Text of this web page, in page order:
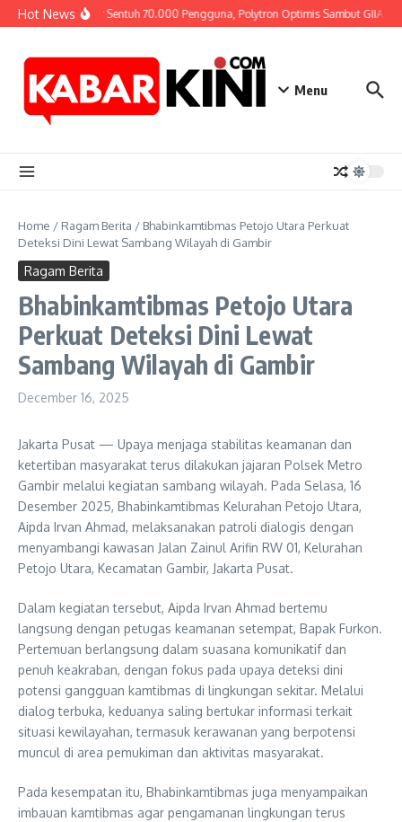
Skip to content
Hot NewsHampir Sentuh 70.000 Pengguna, Polytron Optimis Sambut GIIAS
Menu
Home / Ragam Berita / Bhabinkamtibmas Petojo Utara Perkuat
Deteksi Dini Lewat Sambang Wilayah di Gambir
Ragam Berita
Bhabinkamtibmas Petojo Utara
Perkuat Deteksi Dini Lewat
Sambang Wilayah di Gambir
December 16, 2025
Jakarta Pusat — Upaya menjaga stabilitas keamanan dan
ketertiban masyarakat terus dilakukan jajaran Polsek Metro
Gambir melalui kegiatan sambang wilayah. Pada Selasa, 16
Desember 2025, Bhabinkamtibmas Kelurahan Petojo Utara,
Aipda Irvan Ahmad, melaksanakan patroli dialogis dengan
menyambangi kawasan Jalan Zainul Arifin RW 01, Kelurahan
Petojo Utara, Kecamatan Gambir, Jakarta Pusat.
Dalam kegiatan tersebut, Aipda Irvan Ahmad bertemu
langsung dengan petugas keamanan setempat, Bapak Furkon.
Pertemuan berlangsung dalam suasana komunikatif dan
penuh keakraban, dengan fokus pada upaya deteksi dini
potensi gangguan kamtibmas di lingkungan sekitar. Melalui
dialog terbuka, keduanya saling bertukar informasi terkait
situasi kewilayahan, termasuk kerawanan yang berpotensi
muncul di area pemukiman dan aktivitas masyarakat.
Pada kesempatan itu, Bhabinkamtibmas juga menyampaikan
imbauan kamtibmas agar pengamanan lingkungan terus